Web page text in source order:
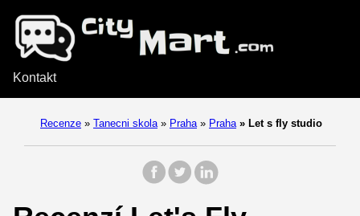
Kontakt
Recenze » Tanecni skola » Praha » Praha » Let s fly studio